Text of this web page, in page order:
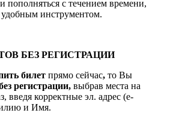
пополняться с течением времени,
удобным инструментом.
БЕЗ РЕГИСТРАЦИИ
билет прямо сейчас, то Вы
регистрации, выбрав места на
введя корректные эл. адрес (e-
и Имя.